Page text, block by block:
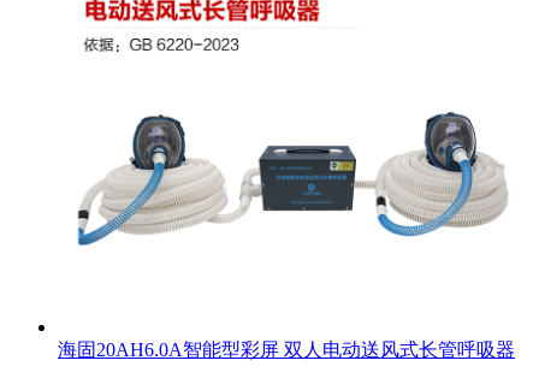
海固20AH6.0A智能型彩屏 双人电动送风式长管呼吸器